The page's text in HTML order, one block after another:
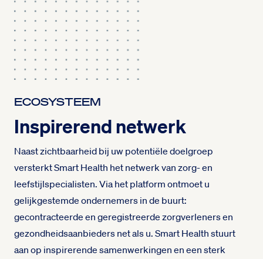
ECOSYSTEEM
Inspirerend netwerk
Naast zichtbaarheid bij uw potentiële doelgroep
versterkt Smart Health het netwerk van zorg- en
leefstijlspecialisten. Via het platform ontmoet u
gelijkgestemde ondernemers in de buurt:
gecontracteerde en geregistreerde zorgverleners en
gezondheidsaanbieders net als u. Smart Health stuurt
aan op inspirerende samenwerkingen en een sterk